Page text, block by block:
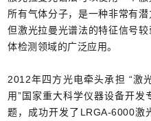
所有气体分子，是一种非常有
但激光拉曼光谱法的特征信号
体检测领域的广泛应用。
2012年四方光电牵头承担 “激
用”国家重大科学仪器设备开
题，成功开发了LRGA-6000激